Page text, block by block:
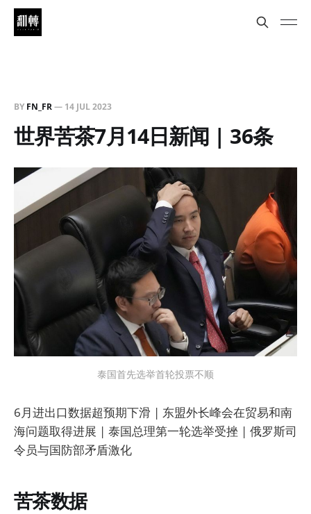
BY FN_FR— 14 JUL 2023
世界苦茶7月14日新闻 | 36条
泰国首先选举首轮投票不顺
6月进出口数据超预期下滑 | 东盟外长峰会在贸易和南
海问题取得进展 | 泰国总理第一轮选举受挫 | 俄罗斯司
令员与国防部矛盾激化
苦茶数据